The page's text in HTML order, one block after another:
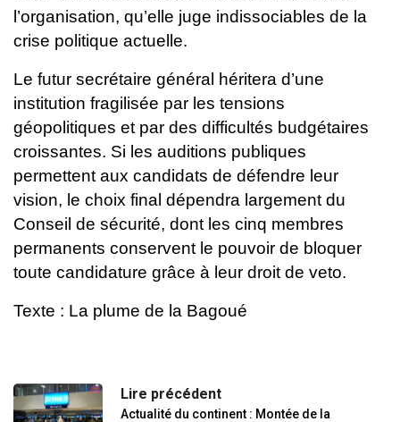
l’organisation, qu’elle juge indissociables de la
crise politique actuelle.
Le futur secrétaire général héritera d’une
institution fragilisée par les tensions
géopolitiques et par des difficultés budgétaires
croissantes. Si les auditions publiques
permettent aux candidats de défendre leur
vision, le choix final dépendra largement du
Conseil de sécurité, dont les cinq membres
permanents conservent le pouvoir de bloquer
toute candidature grâce à leur droit de veto.
Texte : La plume de la Bagoué
Lire précédent
Actualité du continent : Montée de la